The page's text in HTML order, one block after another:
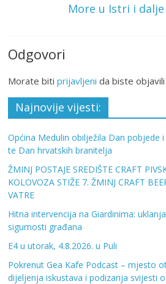
More u Istri i
Odgovori
Morate bitiprijavljeni da biste
Najnovije vijesti:
Općina Medulin obilježila Dan pobjede
te Dan hrvatskih branitelja
ŽMINJ POSTAJE SREDIŠTE CRAFT
KOLOVOZA STIŽE 7. ŽMINJ CRAFT
VATRE
Hitna intervencija na Giardinima:
sigurnosti građana
E4 u utorak, 4.8.2026. u Puli
Pokrenut Gea Kafe Podcast – mjesto
dijeljenja iskustava i podizanja svijesti